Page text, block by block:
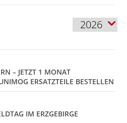
– JETZT 1 MONAT
ERSATZTEILE BESTELLEN
IM ERZGEBIRGE